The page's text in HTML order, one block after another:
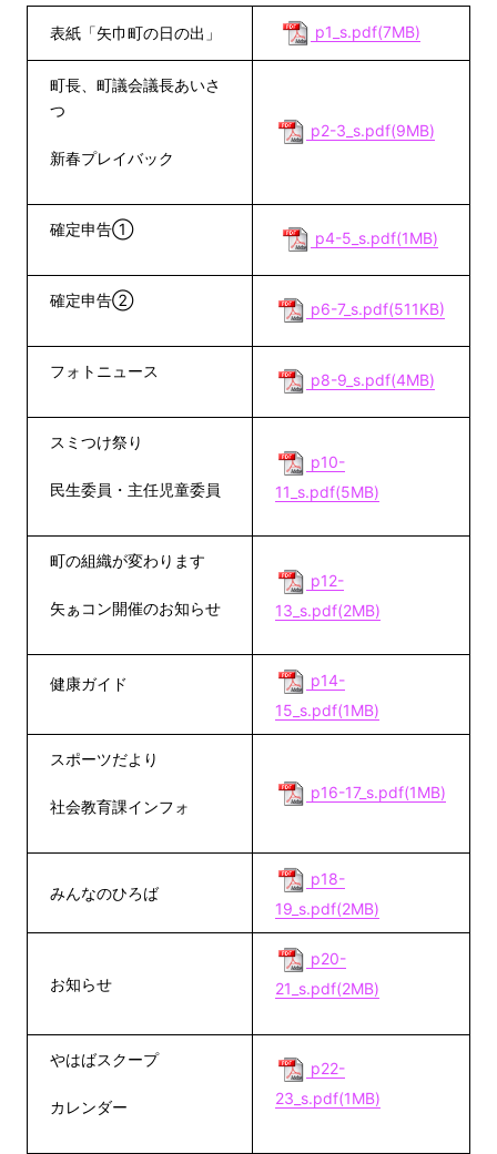
表紙「矢巾町の日の出」 p1_s.pdf(7MB)
町長、町議会議長あいさ
つ
新春プレイバック
p2-3_s.pdf(9MB)
確定申告① p4-5_s.pdf(1MB)
確定申告② p6-7_s.pdf(511KB)
フォトニュース p8-9_s.pdf(4MB)
スミつけ祭り
民生委員・主任児童委員
p10-
11_s.pdf(5MB)
町の組織が変わります
矢ぁコン開催のお知らせ
p12-
13_s.pdf(2MB)
健康ガイド
p14-
15_s.pdf(1MB)
スポーツだより
社会教育課インフォ
p16-17_s.pdf(1MB)
みんなのひろば
p18-
19_s.pdf(2MB)
お知らせ
p20-
21_s.pdf(2MB)
やはばスクープ
カレンダー
p22-
23_s.pdf(1MB)